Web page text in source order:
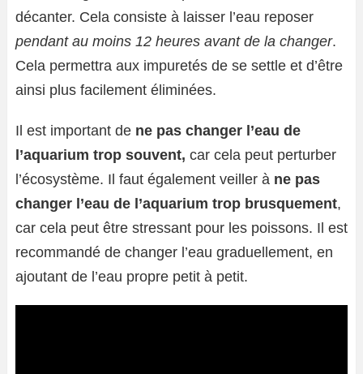
décanter. Cela consiste à laisser l’eau reposer
pendant au moins 12 heures avant de la changer.
Cela permettra aux impuretés de se settle et d’être
ainsi plus facilement éliminées.
Il est important de ne pas changer l’eau de
l’aquarium trop souvent, car cela peut perturber
l’écosystème. Il faut également veiller à ne pas
changer l’eau de l’aquarium trop brusquement,
car cela peut être stressant pour les poissons. Il est
recommandé de changer l’eau graduellement, en
ajoutant de l’eau propre petit à petit.